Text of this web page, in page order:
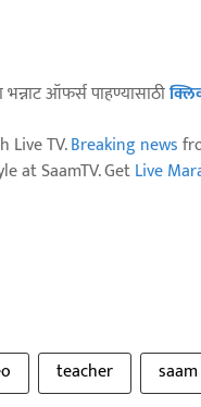
ऑफर्स पाहण्यासाठी
Live TV.Breaking news
at SaamTV. GetLive
teacher